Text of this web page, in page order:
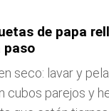
de papa
paso
seco: lavar y
cubos parejos y